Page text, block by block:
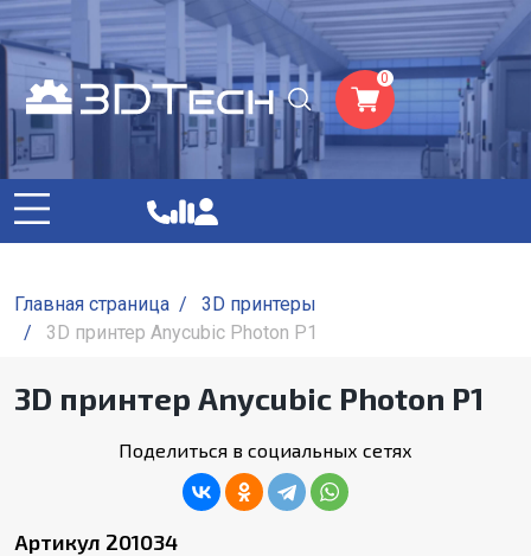
0
Главная страница /
3D принтеры
/
3D принтер Anycubic Photon P1
3D принтер Anycubic Photon P1
Поделиться в социальных сетях
Артикул 201034